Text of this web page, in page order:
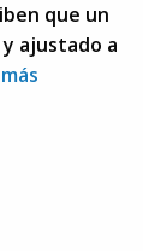
que un
ajustado a